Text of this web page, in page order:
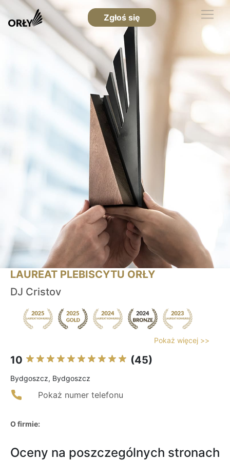
Zgłoś się
LAUREAT PLEBISCYTU ORŁY
DJ Cristov
Pokaż więcej >>
10 (45)
Bydgoszcz, Bydgoszcz
Pokaż numer telefonu
O firmie:
Oceny na poszczególnych stronach